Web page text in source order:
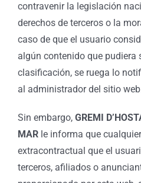
contravenir la legislación
derechos de terceros o la
caso de que el usuario
algún contenido que pudiera
clasificación, se ruega lo
al administrador del sitio
Sin embargo, GREMI
MARle informa que
extracontractual que el
terceros, afiliados o